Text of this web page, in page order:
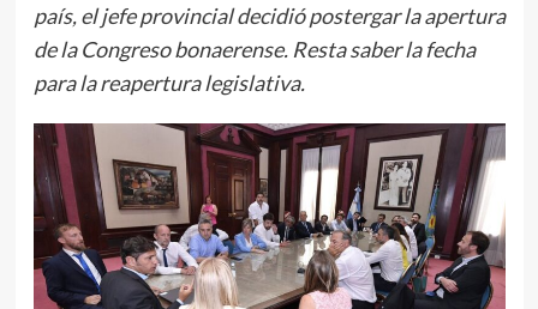
país, el jefe provincial decidió postergar la apertura
de la Congreso bonaerense. Resta saber la fecha
para la reapertura legislativa.